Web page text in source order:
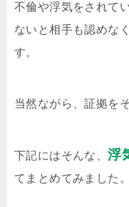
不倫や浮気をされて
ないと相手も認めな
す。
当然ながら、証拠を
下記にはそんな、浮
てまとめてみました。